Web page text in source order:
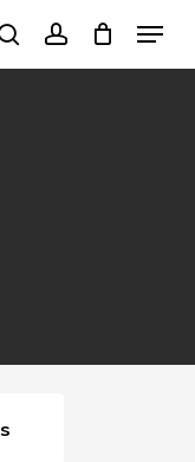
search
Menu